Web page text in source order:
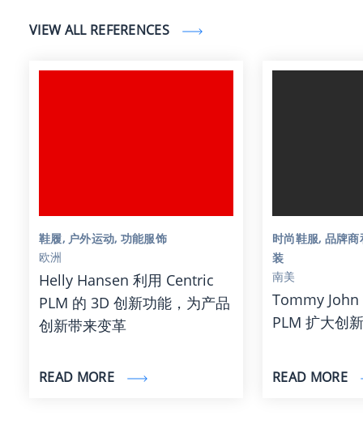
VIEW ALL REFERENCES
鞋履, 户外运动, 功能服饰
欧洲
Helly Hansen 利用 Centric
PLM 的 3D 创新功能，为产品
创新带来变革
READ MORE
时尚鞋服, 品牌
装
南美
Tommy
PLM 扩大创
READ MORE